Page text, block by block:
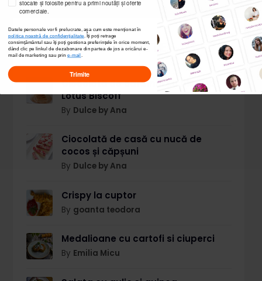
CELE MAI NOI REȚETE
Ciocolată de caramel cu biscuiți
Lotus Biscoff
By Dulce by Ana
Ciocolată de casă cu nucă de
cocos și căpșuni
By Dulce by Ana
Crispy la cuptor
By goanta teodora
Medalioane cu cartofi si ciuperci
By Emilia Micu
stocate și folosite pentru a primi noutăți și oferte
comerciale.
Datele personale vor fi prelucrate, așa cum este menționat în
politica noastră de confidențialitate . Îți poți retrage
consimțământul sau îți poți gestiona preferințele în orice moment,
dând clic pe linkul de dezabonare din partea de jos a oricărui e-
mail de marketing sau prine-mail
Trimite